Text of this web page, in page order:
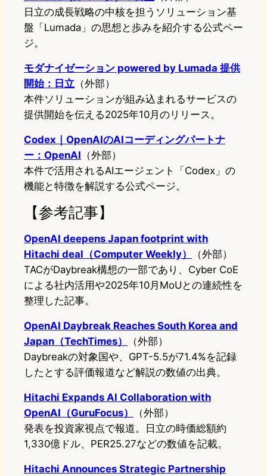
日立の成長戦略の中核を担うソリューション基
盤「Lumada」の思想と歩みを紹介する公式ペー
ジ。
モダナイゼーション powered by Lumada 提供
開始：日立 （外部）
本件ソリューションが組み込まれるサービスの
提供開始を伝える2025年10月のリリース。
Codex｜OpenAIのAIコーディングパートナ
ー：OpenAI （外部）
本件で活用されるAIエージェント「Codex」の
機能と特徴を解説する公式ページ。
【参考記事】
OpenAI deepens Japan footprint with
Hitachi deal（Computer Weekly）
（外部）
TACがDaybreak構想の一部であり、Cyber CoE
による社内活用や2025年10月MoUとの連続性を
整理した記事。
OpenAI Daybreak Reaches South Korea and
Japan（TechTimes）
（外部）
Daybreakの対象国や、GPT-5.5が71.4%を記録
したとする評価報道など解説の数値の出典。
Hitachi Expands AI Collaboration with
OpenAI（GuruFocus）
（外部）
発表を投資家視点で報道。日立の時価総額約
1,330億ドル、PER25.27などの数値を記載。
Hitachi Announces Strategic Partnership